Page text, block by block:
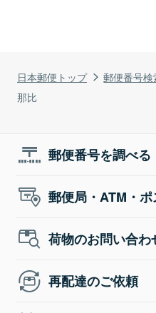
日本郵便トップ 郵便番号検
那比
郵便番号を調べる
郵便局・ATM・
荷物のお問い合わ
再配達のご依頼